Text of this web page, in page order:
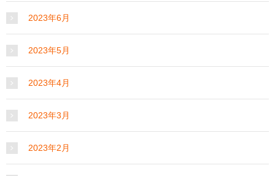
2023年6月
2023年5月
2023年4月
2023年3月
2023年2月